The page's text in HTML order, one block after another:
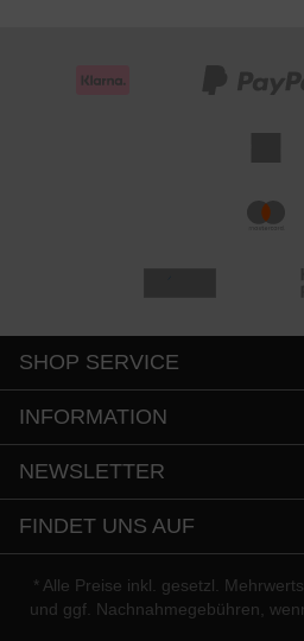
SHOP SERVICE
INFORMATION
NEWSLETTER
FINDET UNS AUF
* Alle Preise inkl. gesetzl.
und ggf. Nachnahmegebühren,